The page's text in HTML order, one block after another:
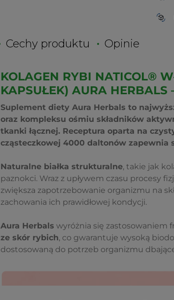
Cechy produktu Opinie
KOLAGEN RYBI NATICOL®
KAPSUŁEK) AURA HERBALS
Suplement diety Aura Herbals to
oraz kompleksu ośmiu składników
tkanki łącznej. Receptura oparta na
cząsteczkowej 4000 daltonów zapewnia
Naturalne białka strukturalne, takie jak
paznokci. Wraz z upływem czasu procesy
zwiększa zapotrzebowanie organizmu na
zachowania ich prawidłowej kondycji.
Aura Herbals wyróżnia się zastosowaniem
ze skór rybich, co gwarantuje wysoką
dostosowaną do potrzeb organizmu